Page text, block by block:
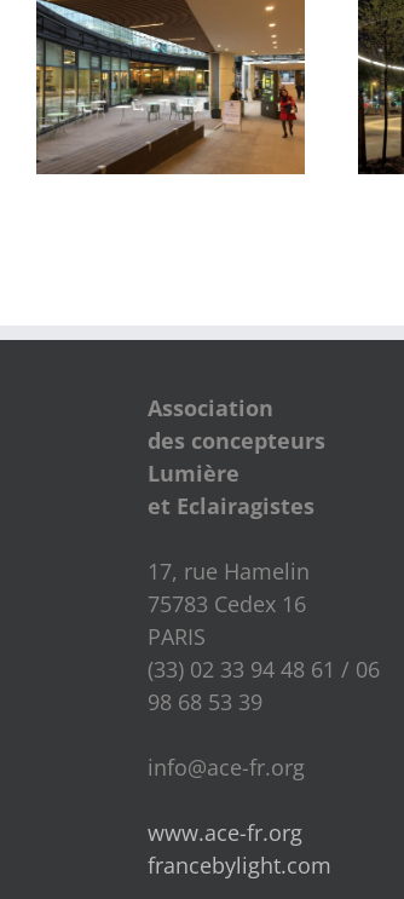
Quartier des Groues
Association
des concepteurs
Lumière
et Eclairagistes
17, rue Hamelin
75783 Cedex 16
PARIS
(33) 02 33 94 48 61 / 06
98 68 53 39
info@ace-fr.org
www.ace-fr.org
francebylight.com